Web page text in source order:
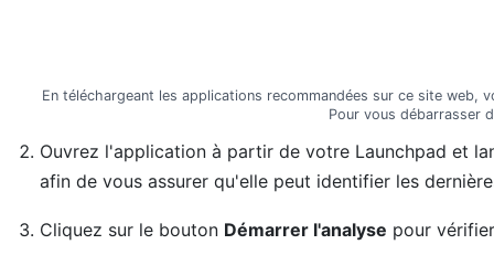
En téléchargeant les applications recommandées sur ce site web,
Pour vous débarrasser
Ouvrez l'application à partir de votre Launchpad et
afin de vous assurer qu'elle peut identifier les
Cliquez sur le bouton Démarrer l'analyse pour